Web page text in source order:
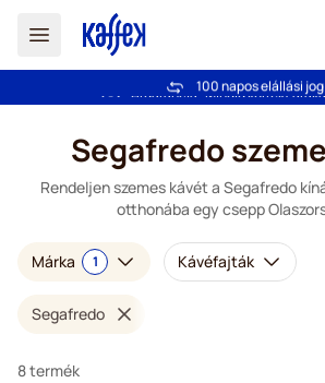
Ingyenes szállítás 20 000
100 napos elállási jog
Segafredo
Rendeljen szemes kávét a Segafredo
otthonába egy csepp
Márka 1 Kávéfajták
Segafredo
8 termék